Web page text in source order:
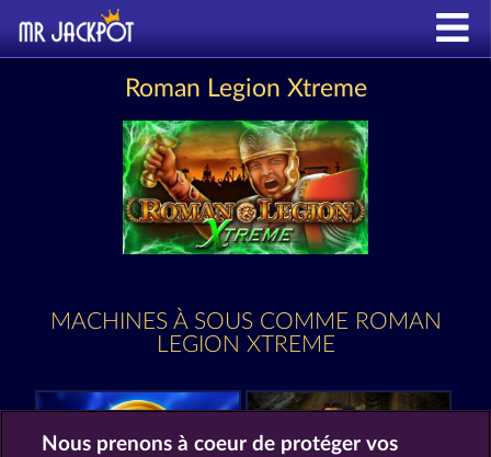
Roman Legion Xtreme
MACHINES À SOUS COMME ROMAN
LEGION XTREME
Nous prenons à coeur de protéger vos